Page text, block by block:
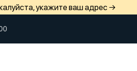
укажите ваш адрес →